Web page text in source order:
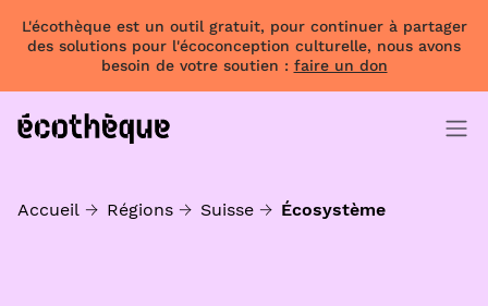
L'écothèque est un outil gratuit, pour continuer à partager
des solutions pour l'écoconception culturelle, nous avons
besoin de votre soutien : faire un don
Accueil Régions Suisse Écosystème